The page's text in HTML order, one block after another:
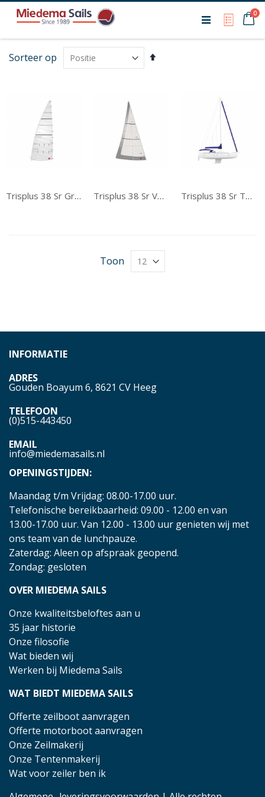
My0
Sorteer op
Van
Trisplus 38 Sr Grootzeil Trisplus 38 Sr Voorzeil Trisplus 38 Sr Tentwerk
Toon
INFORMATIE
ADRES
Gouden Boayum 6, 8621 CV Heeg
TELEFOON
(0)515-443450
EMAIL
info@miedemasails.nl
OPENINGSTIJDEN:
Maandag t/m Vrijdag: 08.00-17.00 uur.
Telefonische bereikbaarheid: 09.00 - 12.00 en van
13.00-17.00 uur. Van 12.00 - 13.00 uur genieten wij met
ons team van de lunchpauze.
Zaterdag: Aleen op afspraak geopend.
Zondag: gesloten
OVER MIEDEMA SAILS
Onze kwaliteitsbeloftes aan u
35 jaar historie
Onze filosofie
Wat bieden wij
Werken bij Miedema Sails
WAT BIEDT MIEDEMA SAILS
Offerte zeilboot aanvragen
Offerte motorboot aanvragen
Onze Zeilmakerij
Onze Tentenmakerij
Wat voor zeiler ben ik